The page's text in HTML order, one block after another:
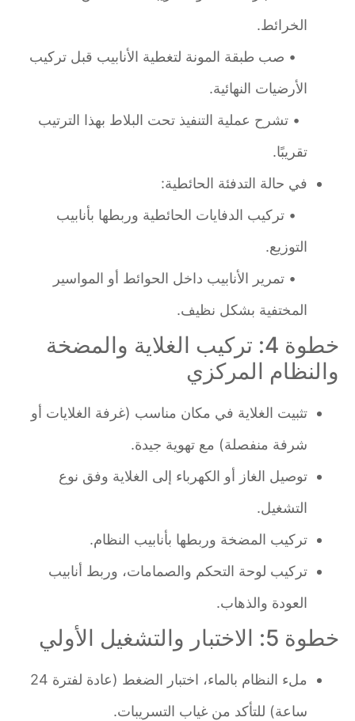
الخرائط.
• صب طبقة المونة لتغطية الأنابيب قبل تركيب
الأرضيات النهائية.
• تشرح عملية التنفيذ تحت البلاط بهذا الترتيب
تقريبًا.
في حالة التدفئة الحائطية:
• تركيب الدفايات الحائطية وربطها بأنابيب
التوزيع.
• تمرير الأنابيب داخل الحوائط أو المواسير
المختفية بشكل نظيف.
خطوة 4: تركيب الغلاية والمضخة
والنظام المركزي
تثبيت الغلاية في مكان مناسب (غرفة الغلايات أو
شرفة منفصلة) مع تهوية جيدة.
توصيل الغاز أو الكهرباء إلى الغلاية وفق نوع
التشغيل.
تركيب المضخة وربطها بأنابيب النظام.
تركيب لوحة التحكم والصمامات، وربط أنابيب
العودة والذهاب.
خطوة 5: الاختبار والتشغيل الأولي
ملء النظام بالماء، اختبار الضغط (عادة لفترة 24
ساعة) للتأكد من غياب التسريبات.